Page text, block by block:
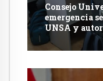
Consejo
emergencia
UNSA y
excepcional